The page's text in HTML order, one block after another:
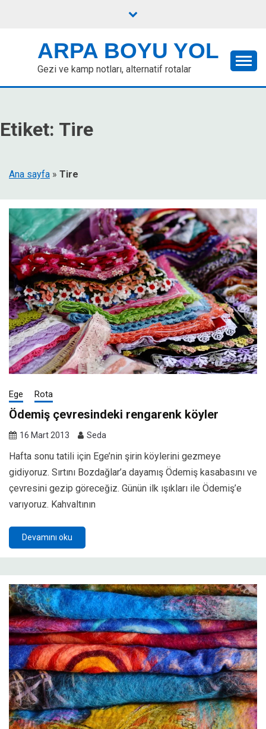
ARPA BOYU YOL
Gezi ve kamp notları, alternatif rotalar
Etiket: Tire
Ana sayfa » Tire
Ege Rota
Ödemiş çevresindeki rengarenk köyler
16 Mart 2013 Seda
Hafta sonu tatili için Ege’nin şirin köylerini gezmeye
gidiyoruz. Sırtını Bozdağlar’a dayamış Ödemiş kasabasını ve
çevresini gezip göreceğiz. Günün ilk ışıkları ile Ödemiş’e
varıyoruz. Kahvaltının
Devamını oku